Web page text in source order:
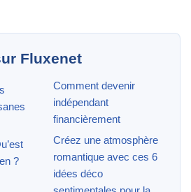
Fluxenet
?
Comment devenir
indépendant
financièrement
Créez une atmosphère
romantique avec ces 6
idées déco